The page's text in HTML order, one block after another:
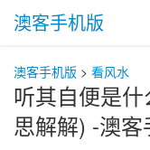
澳客手机版
澳客手机版 > 看风水
听其自便是
思解解) -澳客